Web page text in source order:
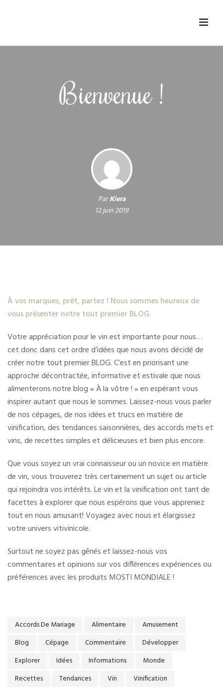
Bienvenue !
ParKiera
12 juin 2019
À vos marques, prêt, partez ! Nous sommes heureux de
vous présenter notre tout premier BLOG.
Votre appréciation pour le vin est importante pour nous…
cet donc dans cet ordre d’idées que nous avons décidé de
créer notre tout premier BLOG. C’est en priorisant une
approche décontractée, informative et estivale que nous
alimenterons notre blog « À la vôtre ! » en espérant vous
inspirer autant que nous le sommes. Laissez-nous vous parler
de nos cépages, de nos idées et trucs en matière de
vinification, des tendances saisonnières, des accords mets et
vins, de recettes simples et délicieuses et bien plus encore.
Que vous soyez un vrai connaisseur ou un novice en matière
de vin, vous trouverez très certainement un sujet ou article
qui rejoindra vos intérêts. Le vin et la vinification ont tant de
facettes à explorer que nous espérons que vous appreniez
tout en nous amusant! Voyagez avec nous et élargissez
votre univers vitivinicole.
Surtout ne soyez pas gênés et laissez-nous vos
commentaires et opinions sur vos différences expériences ou
préférences avec les produits MOSTI MONDIALE !
Accords De Mariage Alimentaire
Amusement
Blog
Cépage Commentaire
Développer
Explorer
Idées Informations
Monde
Recettes
Tendances Vin Vinification